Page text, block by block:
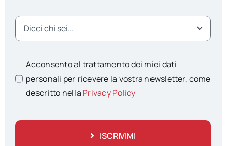
Acconsento al trattamento dei miei dati
personali per ricevere la vostra newsletter, come
descritto nella Privacy Policy
ISCRIVIMI